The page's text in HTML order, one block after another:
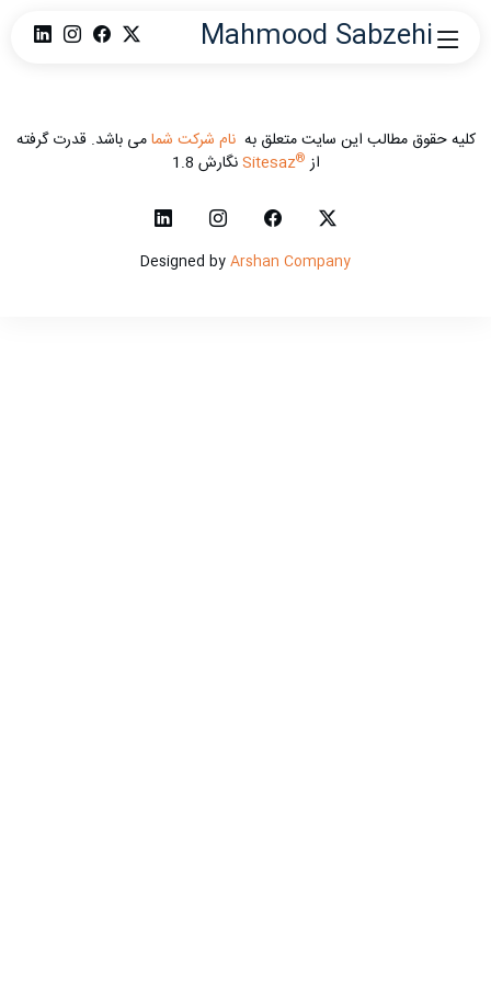
Mahmood Sabzehi
کلیه حقوق مطالب این سایت متعلق بهنام شرکت شمامی باشد. قدرت گرفته
از ®
Sitesazنگارش 1.8
Designed byArshan Company